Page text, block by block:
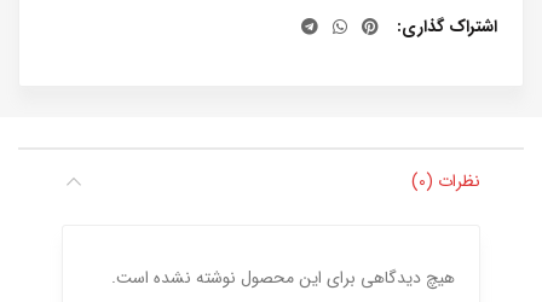
اشتراک گذاری
نظرات (0)
هیچ دیدگاهی برای این محصول نوشته نشده است.